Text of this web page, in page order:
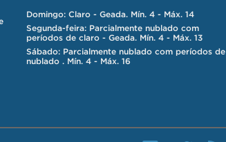
Domingo: Claro - Geada. Mín. 4 - Máx. 14
Segunda-feira: Parcialmente nublado com
períodos de claro - Geada. Mín. 4 - Máx. 13
Sábado: Parcialmente nublado com períodos de
nublado . Mín. 4 - Máx. 16